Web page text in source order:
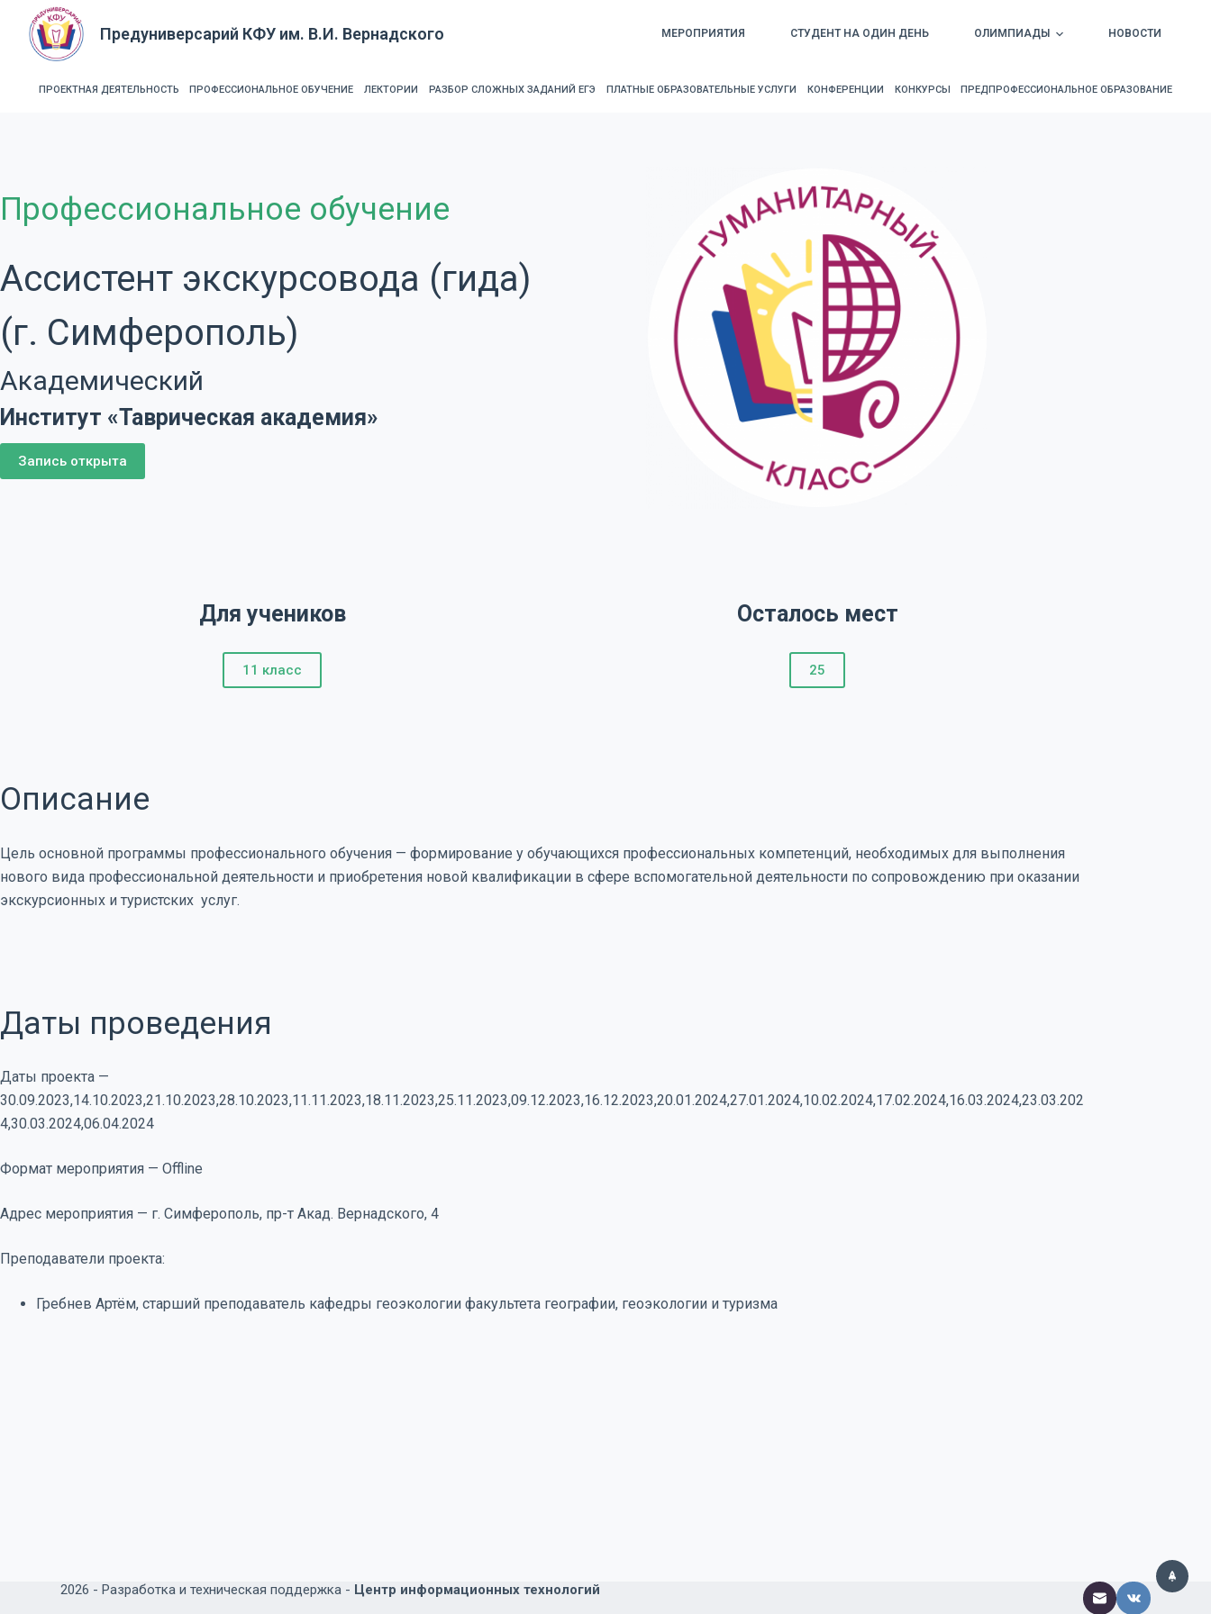
с
у
и
Предуниверсарий КФУ им. В.И. Вернадского МЕРОПРИЯТИЯ СТУДЕНТ НА ОДИН ДЕНЬ ОЛИМПИАДЫ НОВОСТИ
ПРОЕКТНАЯ ДЕЯТЕЛЬНОСТЬ ПРОФЕССИОНАЛЬНОЕ ОБУЧЕНИЕ ЛЕКТОРИИ РАЗБОР СЛОЖНЫХ ЗАДАНИЙ ЕГЭ ПЛАТНЫЕ ОБРАЗОВАТЕЛЬНЫЕ УСЛУГИ КОНФЕРЕНЦИИ КОНКУРСЫ ПРЕДПРОФЕССИОНАЛЬНОЕ ОБРАЗОВАНИЕ
Профессиональное обучение
Ассистент экскурсовода (гида)
(г. Симферополь)
Академический
Институт «Таврическая академия»
Запись открыта
Для учеников
11 класс
Осталось мест
25
Описание
Цель основной программы профессионального обучения — формирование у обучающихся профессиональных компетенций, необходимых для выполнения
нового вида профессиональной деятельности и приобретения новой квалификации в сфере вспомогательной деятельности по сопровождению при оказании
экскурсионных и туристских услуг.
Даты проведения
Даты проекта —
30.09.2023,14.10.2023,21.10.2023,28.10.2023,11.11.2023,18.11.2023,25.11.2023,09.12.2023,16.12.2023,20.01.2024,27.01.2024,10.02.2024,17.02.2024,16.03.2024,23.03.202
4,30.03.2024,06.04.2024
Формат мероприятия — Offline
Адрес мероприятия — г. Симферополь, пр-т Акад. Вернадского, 4
Преподаватели проекта:
Гребнев Артём, старший преподаватель кафедры геоэкологии факультета географии, геоэкологии и туризма
2026 -Разработка и техническая поддержка - Центр информационных технологий